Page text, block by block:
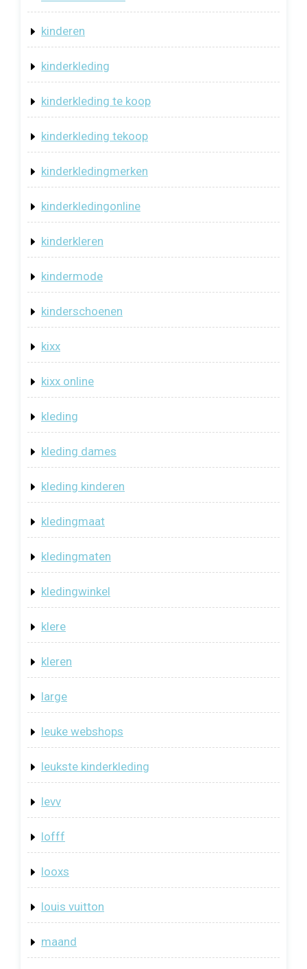
kinderen
kinderkleding
kinderkleding te koop
kinderkleding tekoop
kinderkledingmerken
kinderkledingonline
kinderkleren
kindermode
kinderschoenen
kixx
kixx online
kleding
kleding dames
kleding kinderen
kledingmaat
kledingmaten
kledingwinkel
klere
kleren
large
leuke webshops
leukste kinderkleding
levv
lofff
looxs
louis vuitton
maand